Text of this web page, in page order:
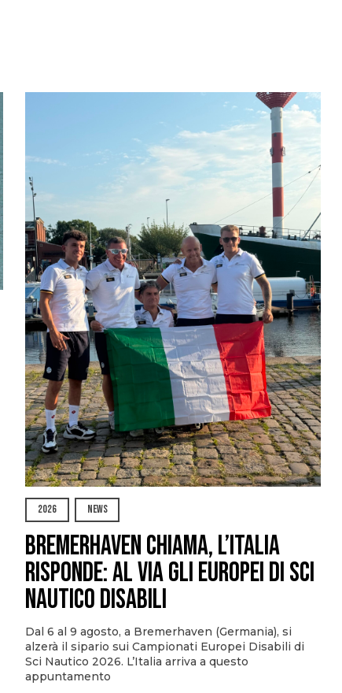
2026 NEWS
Bremerhaven chiama, l’Italia
risponde: al via gli Europei di Sci
Nautico Disabili
Dal 6 al 9 agosto, a Bremerhaven (Germania), si
alzerà il sipario sui Campionati Europei Disabili di
Sci Nautico 2026. L’Italia arriva a questo
appuntamento